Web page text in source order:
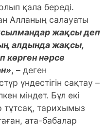
қала береді.
Алланың салауаты
жақсы деп
алдында жақсы,
көрген нәрсе
, – деген
үндестігін сақтау –
міндет. Бұл екі
тұтсақ, тарихымыз
ата-бабалар